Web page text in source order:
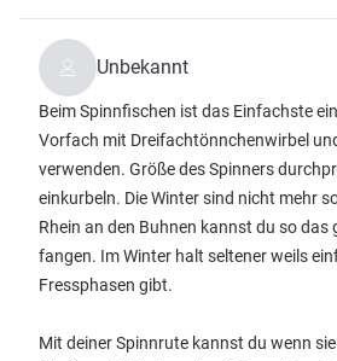
Unbekannt
Beim Spinnfischen ist das Einfachste
Vorfach mit Dreifachtönnchenwirbel
verwenden. Größe des Spinners
einkurbeln. Die Winter sind nicht mehr
Rhein an den Buhnen kannst du so das
fangen. Im Winter halt seltener weils
Fressphasen gibt.
Mit deiner Spinnrute kannst du wenn